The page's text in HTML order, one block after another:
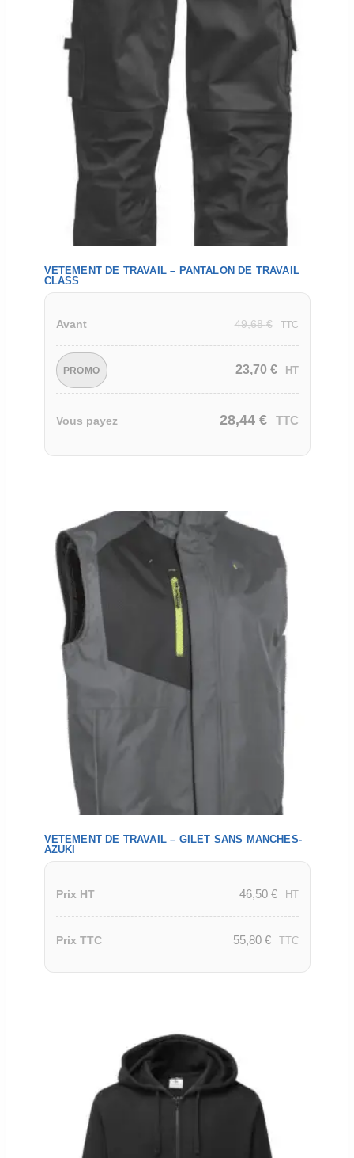
VETEMENT DE TRAVAIL – PANTALON DE TRAVAIL
CLASS
Avant 49,68€ TTC
PROMO 23,70 € HT
Vous payez 28,44 € TTC
VETEMENT DE TRAVAIL – GILET SANS MANCHES-
AZUKI
Prix HT 46,50 € HT
Prix TTC 55,80 € TTC